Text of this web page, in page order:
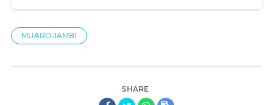
MUARO JAMBI
SHARE